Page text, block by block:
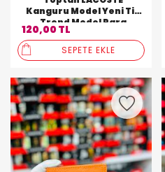
Kanguru Model Yeni Tip
Trend Model Para
Cüzdanı
120,00 TL
SEPETE EKLE